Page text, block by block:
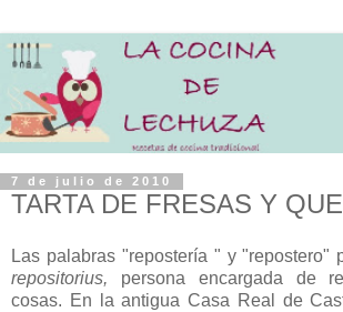
7 de julio de 2010
TARTA DE FRESAS Y
Las palabras "repostería " y "repostero"
repositorius, persona encargada de
cosas. En la antigua Casa Real de